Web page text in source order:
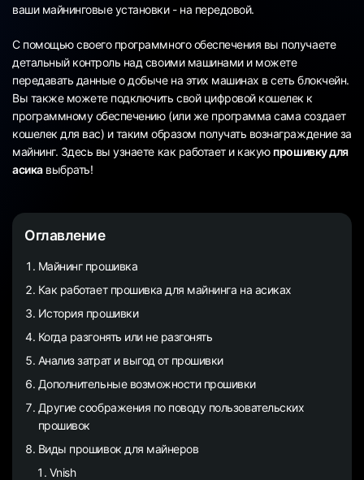
ваши майнинговые установки - на передовой.
С помощью своего программного обеспечения вы получаете
детальный контроль над своими машинами и можете
передавать данные о добыче на этих машинах в сеть блокчейн.
Вы также можете подключить свой цифровой кошелек к
программному обеспечению (или же программа сама создает
кошелек для вас) и таким образом получать вознаграждение за
майнинг. Здесь вы узнаете как работает и какую прошивку для
асикавыбрать!
Оглавление
Майнинг прошивка
Как работает прошивка для майнинга на асиках
История прошивки
Когда разгонять или не разгонять
Анализ затрат и выгод от прошивки
Дополнительные возможности прошивки
Другие соображения по поводу пользовательских
прошивок
Виды прошивок для майнеров
Vnish